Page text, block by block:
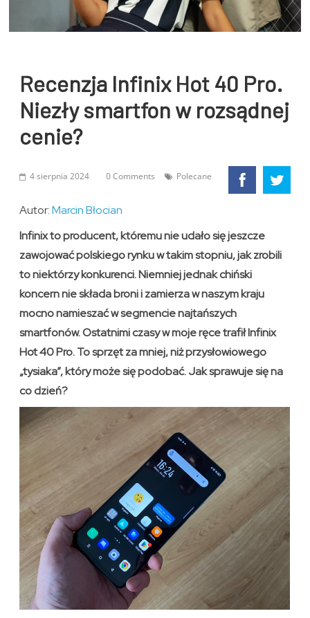
Recenzja Infinix Hot 40 Pro.
Niezły smartfon w rozsądnej
cenie?
4 sierpnia 2024 0 Comments Polecane
Autor:Marcin Błocian
Infinix to producent, któremu nie udało się jeszcze
zawojować polskiego rynku w takim stopniu, jak zrobili
to niektórzy konkurenci. Niemniej jednak chiński
koncern nie składa broni i zamierza w naszym kraju
mocno namieszać w segmencie najtańszych
smartfonów. Ostatnimi czasy w moje ręce trafił Infinix
Hot 40 Pro. To sprzęt za mniej, niż przysłowiowego
„tysiaka”, który może się podobać. Jak sprawuje się na
co dzień?